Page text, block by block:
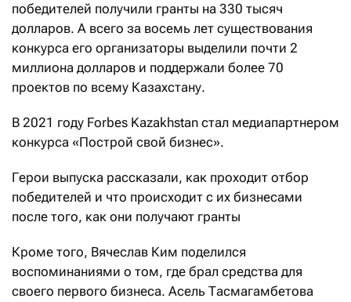
победителей получили гранты на 330 тысяч
долларов. А всего за восемь лет существования
конкурса его организаторы выделили почти 2
миллиона долларов и поддержали более 70
проектов по всему Казахстану.
В 2021 году Forbes Kazakhstan стал медиапартнером
конкурса «Построй свой бизнес».
Герои выпуска рассказали, как проходит отбор
победителей и что происходит с их бизнесами
после того, как они получают гранты
Кроме того, Вячеслав Ким поделился
воспоминаниями о том, где брал средства для
своего первого бизнеса. Асель Тасмагамбетова